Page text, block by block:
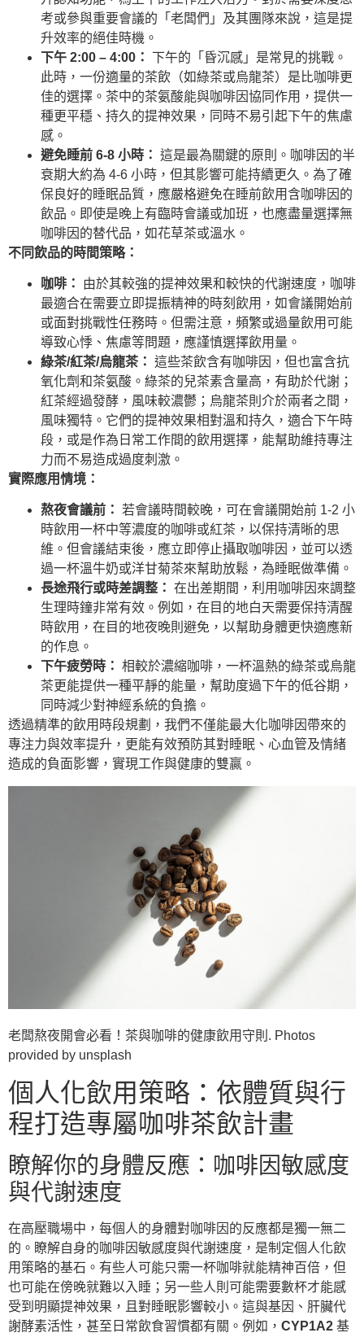
考或參與重要會議的「老闆們」及其團隊來說，這是提
升效率的絕佳時機。
下午 2:00 – 4:00： 下午的「昏沉感」是常見的挑戰。
此時，一份適量的茶飲（如綠茶或烏龍茶）是比咖啡更
佳的選擇。茶中的茶氨酸能與咖啡因協同作用，提供一
種更平穩、持久的提神效果，同時不易引起下午的焦慮
感。
避免睡前 6-8 小時： 這是最為關鍵的原則。咖啡因的半
衰期大約為 4-6 小時，但其影響可能持續更久。為了確
保良好的睡眠品質，應嚴格避免在睡前飲用含咖啡因的
飲品。即使是晚上有臨時會議或加班，也應盡量選擇無
咖啡因的替代品，如花草茶或溫水。
不同飲品的時間策略：
咖啡：
由於其較強的提神效果和較快的代謝速度，咖啡
最適合在需要立即提振精神的時刻飲用，如會議開始前
或面對挑戰性任務時。但需注意，頻繁或過量飲用可能
導致心悸、焦慮等問題，應謹慎選擇飲用量。
綠茶/紅茶/烏龍茶： 這些茶飲含有咖啡因，但也富含抗
氧化劑和茶氨酸。綠茶的兒茶素含量高，有助於代謝；
紅茶經過發酵，風味較濃鬱；烏龍茶則介於兩者之間，
風味獨特。它們的提神效果相對溫和持久，適合下午時
段，或是作為日常工作間的飲用選擇，能幫助維持專注
力而不易造成過度刺激。
實際應用情境：
熬夜會議前： 若會議時間較晚，可在會議開始前 1-2 小
時飲用一杯中等濃度的咖啡或紅茶，以保持清晰的思
維。但會議結束後，應立即停止攝取咖啡因，並可以透
過一杯溫牛奶或洋甘菊茶來幫助放鬆，為睡眠做準備。
長途飛行或時差調整： 在出差期間，利用咖啡因來調整
生理時鐘非常有效。例如，在目的地白天需要保持清醒
時飲用，在目的地夜晚則避免，以幫助身體更快適應新
的作息。
下午疲勞時： 相較於濃縮咖啡，一杯溫熱的綠茶或烏龍
茶更能提供一種平靜的能量，幫助度過下午的低谷期，
同時減少對神經系統的負擔。
透過精準的飲用時段規劃，我們不僅能最大化咖啡因帶來的
專注力與效率提升，更能有效預防其對睡眠、心血管及情緒
造成的負面影響，實現工作與健康的雙贏。
老闆熬夜開會必看！茶與咖啡的健康飲用守則. Photos
provided by unsplash
個人化飲用策略：依體質與行
程打造專屬咖啡茶飲計畫
瞭解你的身體反應：咖啡因敏感度
與代謝速度
在高壓職場中，每個人的身體對咖啡因的反應都是獨一無二
的。瞭解自身的咖啡因敏感度與代謝速度，是制定個人化飲
用策略的基石。有些人可能只需一杯咖啡就能精神百倍，但
也可能在傍晚就難以入睡；另一些人則可能需要數杯才能感
受到明顯提神效果，且對睡眠影響較小。這與基因、肝臟代
謝酵素活性，甚至日常飲食習慣都有關。例如， CYP1A2 基